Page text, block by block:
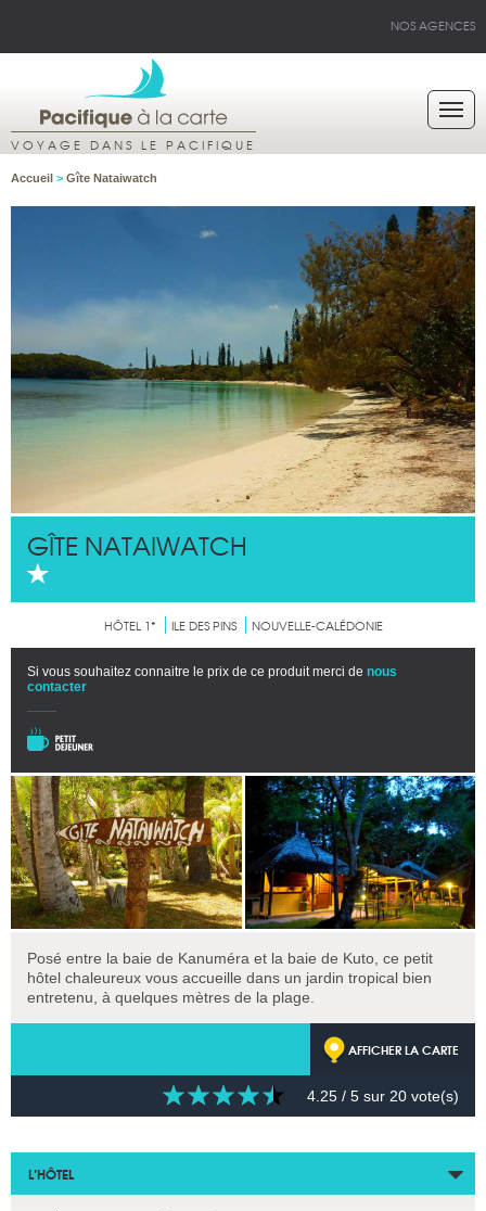
NOS AGENCES
VOYAGE DANS LE PACIFIQUE
Accueil > Gîte Nataiwatch
GÎTE NATAIWATCH
HÔTEL 1* ILE DES PINS NOUVELLE-CALÉDONIE
Si vous souhaitez connaitre le prix de ce produit merci de nous
contacter
Posé entre la baie de Kanuméra et la baie de Kuto, ce petit
hôtel chaleureux vous accueille dans un jardin tropical bien
entretenu, à quelques mètres de la plage.
AFFICHER LA CARTE
4.25 / 5 sur 20 vote(s)
L’HÔTEL